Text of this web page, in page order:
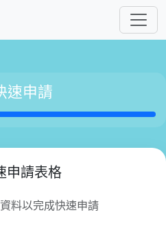
速申請
申請表格
料以完成快速申請